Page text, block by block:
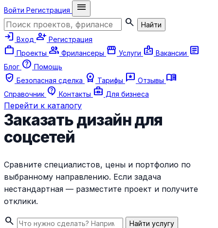
Войти Регистрация
menu
search
Найти
login Вход person_add Регистрация
work Проекты group Фрилансеры storefront Услуги badge Вакансии article
Блог help Помощь
verified_user Безопасная сделка workspace_premium Тарифы reviews Отзывы menu_book
Справочник contact_support Контакты business_center Для бизнеса
Перейти к каталогу
Заказать дизайн для
соцсетей
Сравните специалистов, цены и портфолио по
выбранному направлению. Если задача
нестандартная — разместите проект и получите
отклики.
search Найти услугу